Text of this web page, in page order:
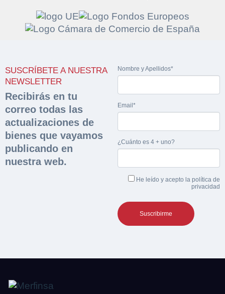
SUSCRÍBETE A NUESTRA
NEWSLETTER
Recibirás en tu
correo todas las
actualizaciones de
bienes que vayamos
publicando en
nuestra web.
Nombre y Apellidos*
Email*
¿Cuánto es 4 + uno?
He leído y acepto la política de
privacidad
documentación
sobre la peritación
Rellene este formulario y recibirá en su email el
enlace para descargar la documentación
Nombre y Apellidos*
Hacer Oferta
Razón social*
Teléfono*
Nombre y Apellidos*
Acepto la Política de Privacidad y las Condiciones de Uso.
continuación confirma que estás de acuerdo con ambas.
Sobre Merfinsa
Venta de bienes muebles
Vehículos